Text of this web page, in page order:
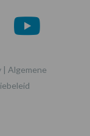
| Algemene